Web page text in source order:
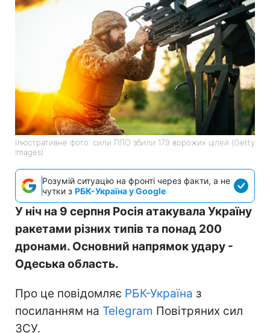
Ілюстративне фото: сили ППО збили 179 ворожих цілей (Getty
Images)
Розумій ситуацію на фронті через факти, а не
чутки з РБК-Україна у Google
У ніч на 9 серпня Росія атакувала Україну
ракетами різних типів та понад 200
дронами. Основний напрямок удару -
Одеська область.
Про це повідомляє РБК-Україна з
посиланням на Telegram Повітряних сил
ЗСУ.